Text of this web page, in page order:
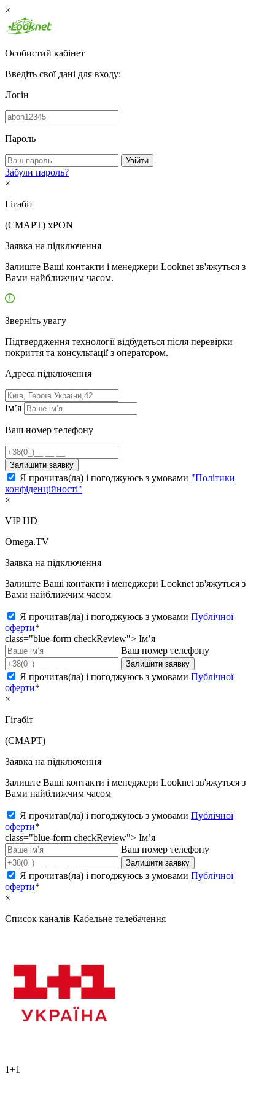
×
Особистий кабінет
Введіть свої дані для входу:
Логін
Пароль
Увійти
Забули пароль?
×
Гігабіт
(СМАРТ) xPON
Заявка на підключення
Залиште Ваші контакти і менеджери Looknet зв'яжуться з
Вами найближчим часом.
Зверніть увагу
Підтвердження технології відбудеться після перевірки
покриття та консультації з оператором.
Адресa підключення
Ім’я
Ваш номер телефону
Залишити заявку
Я прочитав(ла) і погоджуюсь з умовами "Політики
конфіденційності"
×
VIP HD
Omega.TV
Заявка на підключення
Залиште Ваші контакти і менеджери Looknet зв'яжуться з
Вами найближчим часом
Я прочитав(ла) і погоджуюсь з умовами Публічної
оферти*
class="blue-form checkReview"> Ім’я
Ваш номер телефону
Залишити заявку
Я прочитав(ла) і погоджуюсь з умовами Публічної
оферти*
×
Гігабіт
(СМАРТ)
Заявка на підключення
Залиште Ваші контакти і менеджери Looknet зв'яжуться з
Вами найближчим часом
Я прочитав(ла) і погоджуюсь з умовами Публічної
оферти*
class="blue-form checkReview"> Ім’я
Ваш номер телефону
Залишити заявку
Я прочитав(ла) і погоджуюсь з умовами Публічної
оферти*
×
Список каналів Кабельне телебачення
1+1